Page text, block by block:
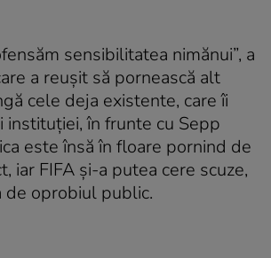
sensibilitatea nimănui”, a
a reușit să pornească alt
cele deja existente, care îi
instituției, în frunte cu Sepp
este însă în floare pornind de
iar FIFA și-a putea cere scuze,
de oprobiul public.